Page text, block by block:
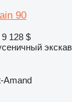
90
9 128 $
Amand